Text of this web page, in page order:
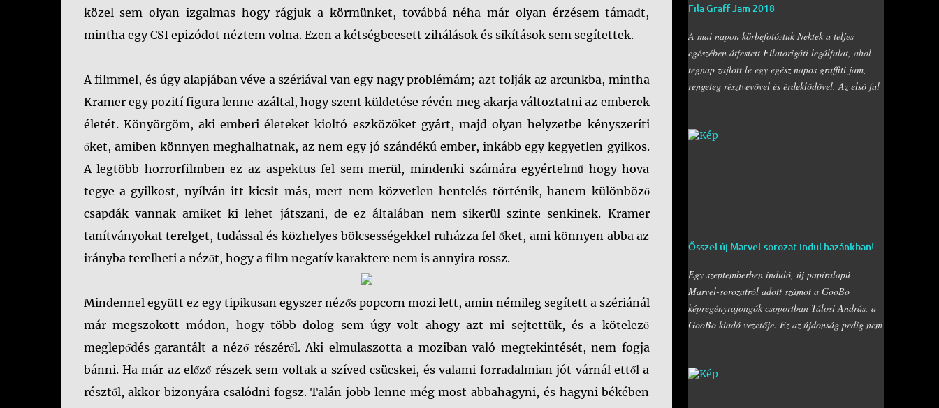
közel sem olyan izgalmas hogy rágjuk a körmünket, továbbá néha már olyan érzésem támadt,
mintha egy CSI epizódot néztem volna. Ezen a kétségbeesett zihálások és sikítások sem segítettek.
A filmmel, és úgy alapjában véve a szériával van egy nagy problémám; azt tolják az arcunkba, mintha
Kramer egy pozití figura lenne azáltal, hogy szent küldetése révén meg akarja változtatni az emberek
életét. Könyörgöm, aki emberi életeket kioltó eszközöket gyárt, majd olyan helyzetbe kényszeríti
őket, amiben könnyen meghalhatnak, az nem egy jó szándékú ember, inkább egy kegyetlen gyilkos.
A legtöbb horrorfilmben ez az aspektus fel sem merül, mindenki számára egyértelmű hogy hova
tegye a gyilkost, nyílván itt kicsit más, mert nem közvetlen hentelés történik, hanem különböző
csapdák vannak amiket ki lehet játszani, de ez általában nem sikerül szinte senkinek. Kramer
tanítványokat terelget, tudással és közhelyes bölcsességekkel ruházza fel őket, ami könnyen abba az
irányba terelheti a nézőt, hogy a film negatív karaktere nem is annyira rossz.
Mindennel együtt ez egy tipikusan egyszer nézős popcorn mozi lett, amin némileg segített a szériánál
már megszokott módon, hogy több dolog sem úgy volt ahogy azt mi sejtettük, és a kötelező
meglepődés garantált a néző részéről. Aki elmulaszotta a moziban való megtekintését, nem fogja
bánni. Ha már az előző részek sem voltak a szíved csücskei, és valami forradalmian jót várnál ettől a
résztől, akkor bizonyára csalódni fogsz. Talán jobb lenne még most abbahagyni, és hagyni békében
Fila Graff Jam 2018
A mai napon körbefotóztuk Nektek a teljes
egészében átfestett Filatorigáti legálfalat, ahol
tegnap zajlott le egy egész napos graffiti jam,
rengeteg résztvevővel és érdeklődővel. Az első fal
is szaporítanám szót, csekkoljátok a több mint 60
Ősszel új Marvel-sorozat indul hazánkban!
Egy szeptemberben induló, új papíralapú
Marvel-sorozatról adott számot a GooBo
képregényrajongók csoportban Tálosi András, a
GooBo kiadó vezetője. Ez az újdonság pedig nem
megélt magazin, melynek minden része egy 20